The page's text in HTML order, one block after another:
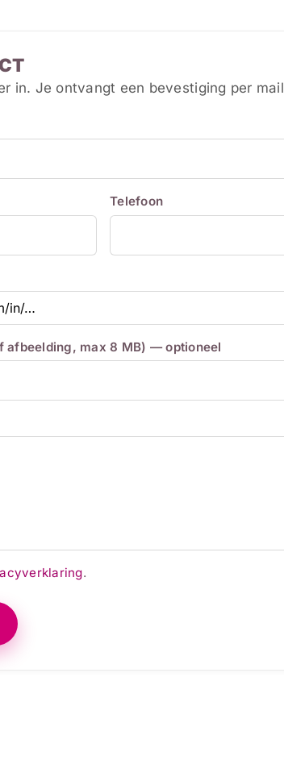
in. Je ontvangt een bevestiging per
Telefoon
afbeelding, max 8 MB) — optioneel
.